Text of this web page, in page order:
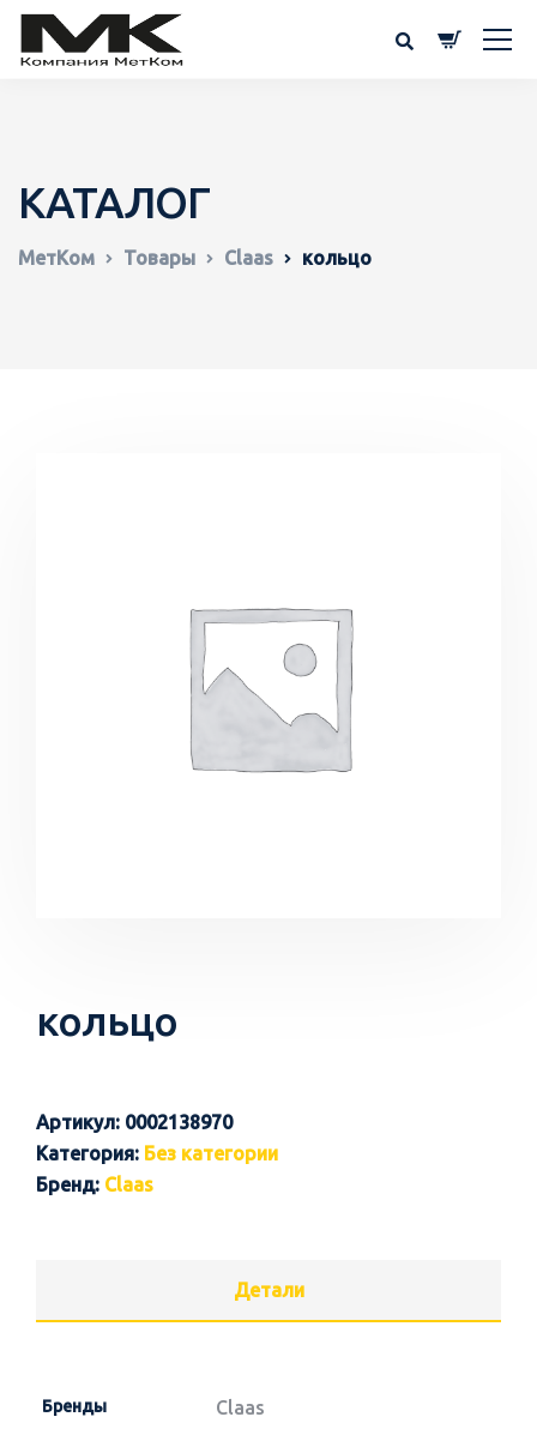
КАТАЛОГ
МетКом Товары Claas кольцо
кольцо
Артикул: 0002138970
Категория: Без категории
Бренд: Claas
Детали
Бренды Claas